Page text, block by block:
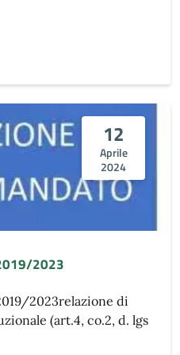
12
Aprile
2024
2023
2023relazione di
(art.4, co.2, d. lgs